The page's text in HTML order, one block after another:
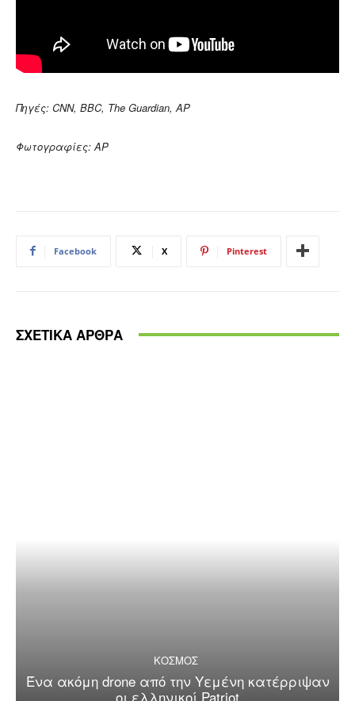
Πηγές: CNN, BBC, The Guardian, AP
Φωτογραφίες: AP
Facebook X Pinterest
ΣΧΕΤΙΚΑ ΑΡΘΡΑ
ΚΟΣΜΟΣ
Ένα ακόμη drone από την Υεμένη κατέρριψαν
οι ελληνικοί Patriot